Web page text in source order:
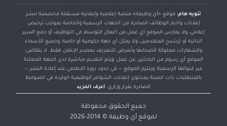
تنويه هام: موقع «أي وظيفة» منصة إعلامية وإعلانية مستقلة مخصصة لنشر
إعلانات وأخبار الوظائف الصادرة من الجهات الرسمية والخاصة بموجب ترخيص
إعلامي، ولا يمارس الموقع أي عمل من أعمال التوسط في التوظيف أو جمع السير
الذاتية أو ترشيح المتقدمين، ولا يمثل أي جهة حكومية أو خاصة، وجميع الأسماء
والشعارات مملوكة لأصحابها وتُعرض للتعريف بمصدر الإعلان فقط. لا يتقاضى
الموقع أي رسوم من الباحثين عن عمل، ويتم التقديم مباشرة لدى الجهة المعلنة
عبر قنواتها الرسمية، ويلتزم الموقع — في حدود دوره الإعلامي عند إعادة النشر —
بالمتطلبات ذات الصلة بمحتوى إعلانات الشواغر الوظيفية الواردة في الضوابط
الصادرة بقرار وزاري. اعرف المزيد
جميع الحقوق محفوظة
لموقع أي وظيفة © 2014-2026